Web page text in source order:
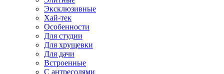
Эксклюзивные
Хай-тек
Особенности
Для студии
Для хрущевки
Для дачи
Встроенные
С антресолями